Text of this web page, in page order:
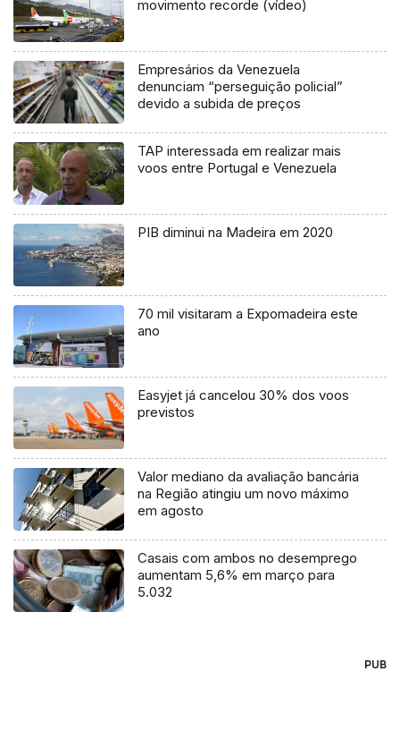
movimento recorde (vídeo)
Empresários da Venezuela
denunciam “perseguição policial”
devido a subida de preços
TAP interessada em realizar mais
voos entre Portugal e Venezuela
PIB diminui na Madeira em 2020
70 mil visitaram a Expomadeira este
ano
Easyjet já cancelou 30% dos voos
previstos
Valor mediano da avaliação bancária
na Região atingiu um novo máximo
em agosto
Casais com ambos no desemprego
aumentam 5,6% em março para
5.032
PUB